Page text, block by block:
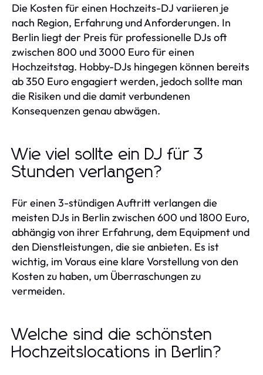
Die Kosten für einen Hochzeits-DJ variieren je
nach Region, Erfahrung und Anforderungen. In
Berlin liegt der Preis für professionelle DJs oft
zwischen 800 und 3000 Euro für einen
Hochzeitstag. Hobby-DJs hingegen können bereits
ab 350 Euro engagiert werden, jedoch sollte man
die Risiken und die damit verbundenen
Konsequenzen genau abwägen.
Wie viel sollte ein DJ für 3
Stunden verlangen?
Für einen 3-stündigen Auftritt verlangen die
meisten DJs in Berlin zwischen 600 und 1800 Euro,
abhängig von ihrer Erfahrung, dem Equipment und
den Dienstleistungen, die sie anbieten. Es ist
wichtig, im Voraus eine klare Vorstellung von den
Kosten zu haben, um Überraschungen zu
vermeiden.
Welche sind die schönsten
Hochzeitslocations in Berlin?